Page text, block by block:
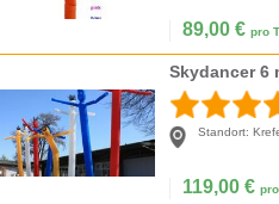
89,00 € pro
Standort:
119,00 €